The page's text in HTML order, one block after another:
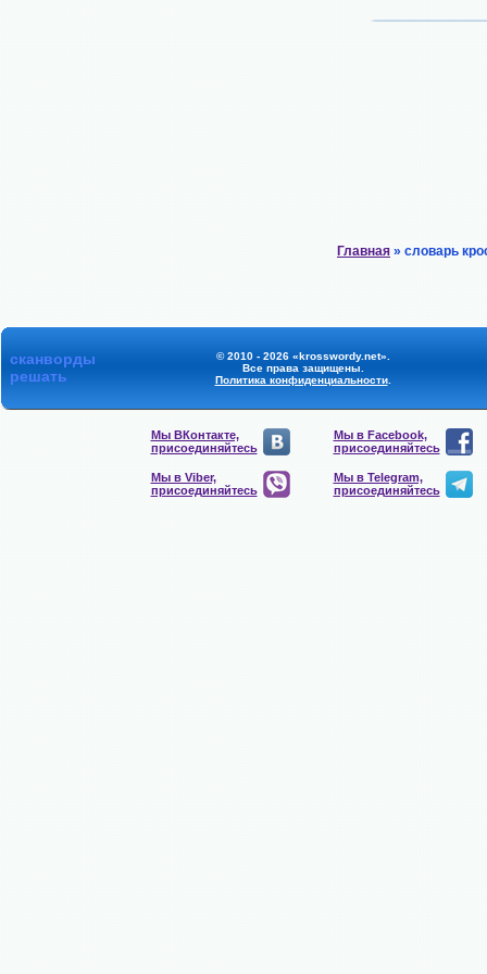
Главная » словарь
сканворды
решать
© 2010 - 2026 «krosswordy.net».
Все права защищены.
Политика конфиденциальности.
Мы ВКонтакте,
присоединяйтесь
Мы в Facebook,
присоединяйтесь
Мы в Viber,
присоединяйтесь
Мы в Telegram,
присоединяйтесь